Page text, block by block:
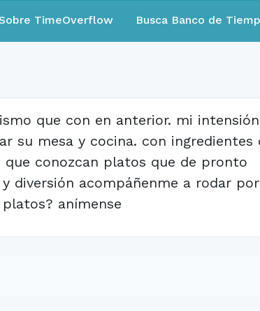
TimeOverflow Busca Banco de
que con en anterior. mi intensión
su mesa y cocina. con ingredientes
conozcan platos que de pronto
diversión acompáñenme a rodar por
anímense